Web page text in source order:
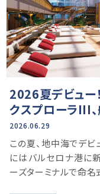
2026夏デビュー
クスプローラIII
2026.06.29
この夏、地中海でデビ
にはバルセロナ港に
ーズターミナルで命名